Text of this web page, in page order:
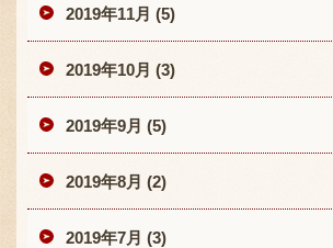
2019年11月 (5)
2019年10月 (3)
2019年9月 (5)
2019年8月 (2)
2019年7月 (3)